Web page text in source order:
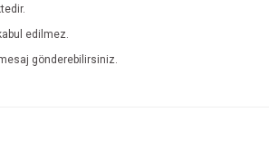
edilmez.
gönderebilirsiniz.